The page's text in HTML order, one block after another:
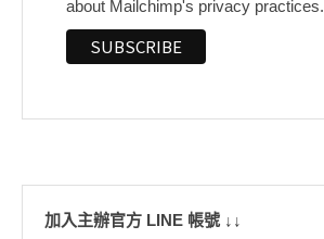
about Mailchimp's privacy practices.
加入主辦官方 LINE 帳號 ↓↓